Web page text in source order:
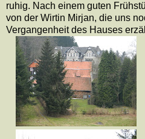
ruhig. Nach einem guten
von der Wirtin Mirjan, die uns
Vergangenheit des Hauses